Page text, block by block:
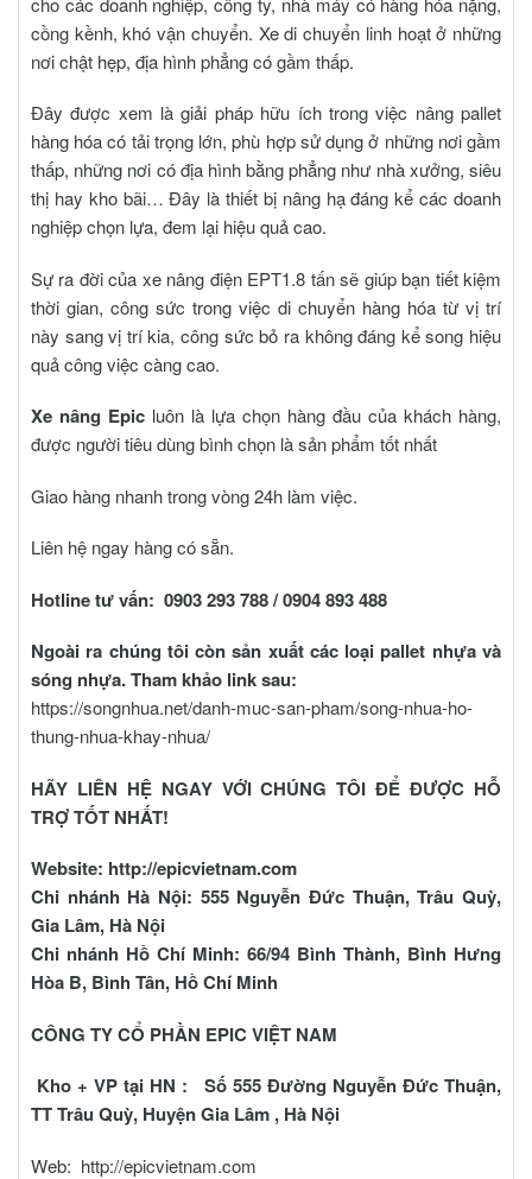
cồng kềnh, khó vận chuyển. Xe di chuyển linh hoạt ở những
nơi chật hẹp, địa hình phẳng có gầm thấp.
Đây được xem là giải pháp hữu ích trong việc nâng pallet
hàng hóa có tải trọng lớn, phù hợp sử dụng ở những nơi gầm
thấp, những nơi có địa hình bằng phẳng như nhà xưởng, siêu
thị hay kho bãi… Đây là thiết bị nâng hạ đáng kể các doanh
nghiệp chọn lựa, đem lại hiệu quả cao.
Sự ra đời của xe nâng điện EPT1.8 tấnsẽ giúp bạn tiết kiệm
thời gian, công sức trong việc di chuyển hàng hóa từ vị trí
này sang vị trí kia, công sức bỏ ra không đáng kể song hiệu
quả công việc càng cao.
Xe nâng Epic luôn là lựa chọn hàng đầu của khách hàng,
được người tiêu dùng bình chọn là sản phẩm tốt nhất
Giao hàng nhanh trong vòng 24h làm việc.
Liên hệ ngay hàng có sẵn.
Hotline tư vấn: 0903 293 788 / 0904 893 488
Ngoài ra chúng tôi còn sản xuất các loại pallet nhựa và
sóng nhựa. Tham khảo link sau:
https://songnhua.net/danh-muc-san-pham/song-nhua-ho-
thung-nhua-khay-nhua/
HÃY LIÊN HỆ NGAY VỚI CHÚNG TÔI ĐỂ ĐƯỢC HỖ
TRỢ TỐT NHẤT!
Website: http://epicvietnam.com
Chi nhánh Hà Nội: 555 Nguyễn Đức Thuận, Trâu Quỳ,
Gia Lâm, Hà Nội
Chi nhánh Hồ Chí Minh: 66/94 Bình Thành, Bình Hưng
Hòa B, Bình Tân, Hồ Chí Minh
CÔNG TY CỔ PHẦN EPIC VIỆT NAM
Kho + VP tại HN : Số 555 Đường Nguyễn Đức Thuận,
TT Trâu Quỳ, Huyện Gia Lâm , Hà Nội
Web: http://epicvietnam.com